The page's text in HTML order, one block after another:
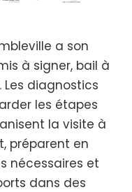
a son
à signer, bail à
Les diagnostics
les étapes
la visite à
préparent en
nécessaires et
dans des